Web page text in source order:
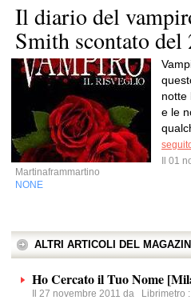
Il diario del
Smith scontato del
notte
e le
Il 01
Martinaframmartino
NONE
ALTRI ARTICOLI DEL
Ho Cercato il Tuo Nome
Il 27 novembre 2011 da Librimetro :